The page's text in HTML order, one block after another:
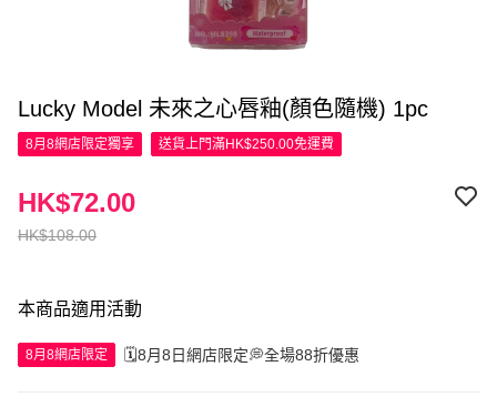
Lucky Model 未來之心唇釉(顏色隨機) 1pc
8月8網店限定獨享 送貨上門滿HK$250.00免運費
HK$108.00
HK$72.00
本商品適用活動
8月8網店限定 🗓️8月8日網店限定💭全場88折優惠